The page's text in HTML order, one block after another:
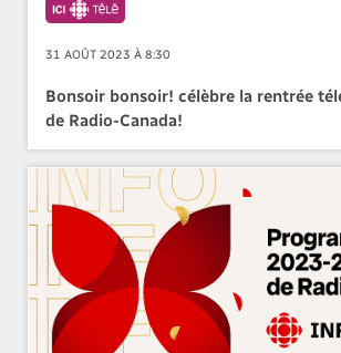
31 AOÛT 2023 À 8:30
Bonsoir bonsoir! célèbre la rentrée
de Radio-Canada!